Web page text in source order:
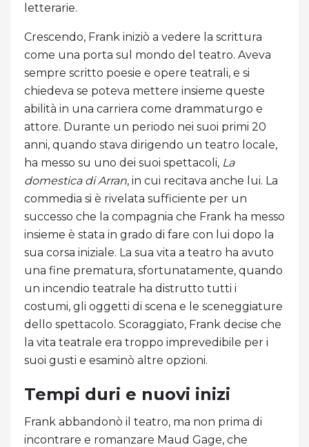
letterarie.
Crescendo, Frank iniziò a vedere la scrittura
come una porta sul mondo del teatro. Aveva
sempre scritto poesie e opere teatrali, e si
chiedeva se poteva mettere insieme queste
abilità in una carriera come drammaturgo e
attore. Durante un periodo nei suoi primi 20
anni, quando stava dirigendo un teatro locale,
ha messo su uno dei suoi spettacoli, La
domestica di Arran, in cui recitava anche lui. La
commedia si è rivelata sufficiente per un
successo che la compagnia che Frank ha messo
insieme è stata in grado di fare con lui dopo la
sua corsa iniziale. La sua vita a teatro ha avuto
una fine prematura, sfortunatamente, quando
un incendio teatrale ha distrutto tutti i
costumi, gli oggetti di scena e le sceneggiature
dello spettacolo. Scoraggiato, Frank decise che
la vita teatrale era troppo imprevedibile per i
suoi gusti e esaminò altre opzioni.
Tempi duri e nuovi inizi
Frank abbandonò il teatro, ma non prima di
incontrare e romanzare Maud Gage, che